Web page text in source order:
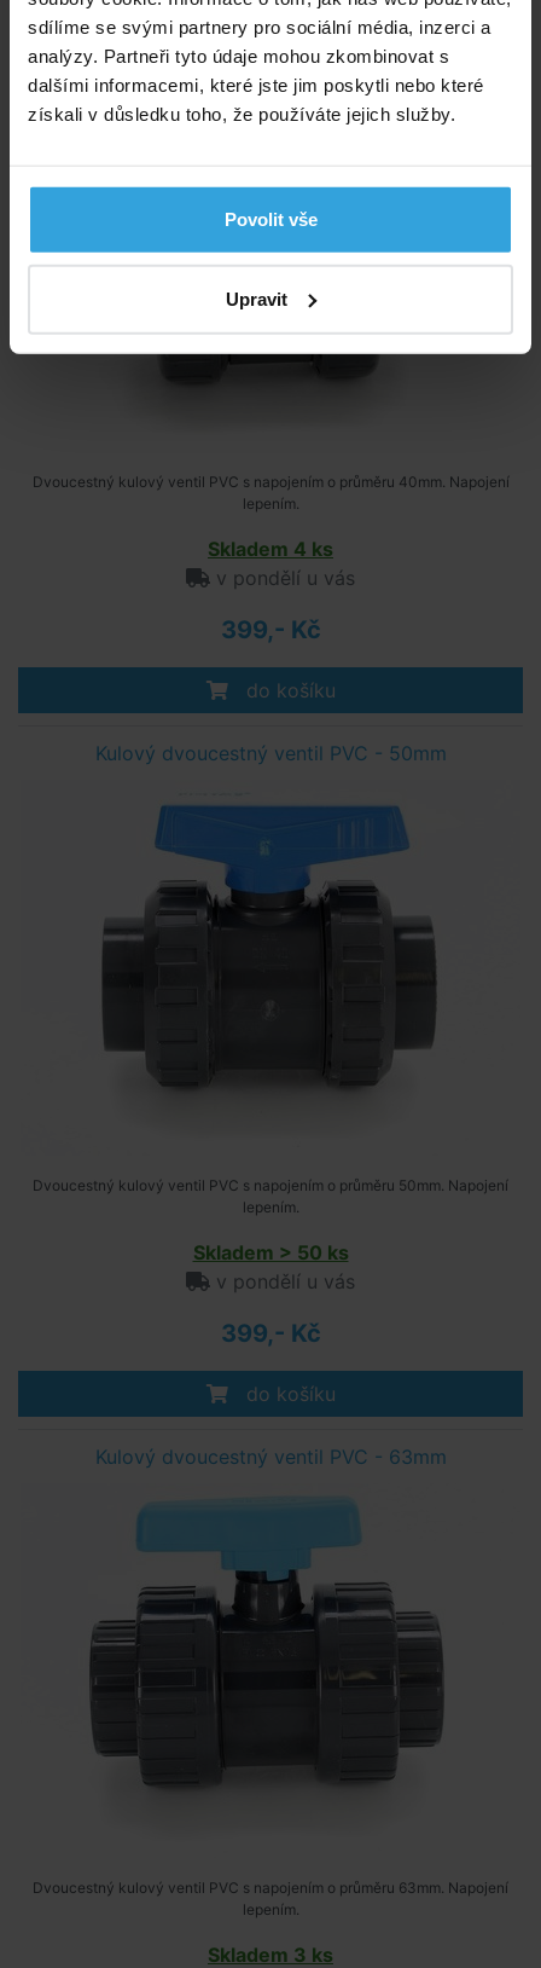
sdílíme se svými partnery pro sociální média, inzerci a
analýzy. Partneři tyto údaje mohou zkombinovat s
dalšími informacemi, které jste jim poskytli nebo které
získali v důsledku toho, že používáte jejich služby.
Povolit vše
Upravit
Kulový dvoucestný ventil PVC - 40mm
Dvoucestný kulový ventil PVC s napojením o průměru 40mm. Napojení
lepením.
Skladem 4 ks
v pondělí u vás
399,- Kč
do košíku
Kulový dvoucestný ventil PVC - 50mm
Dvoucestný kulový ventil PVC s napojením o průměru 50mm. Napojení
lepením.
Skladem > 50 ks
v pondělí u vás
399,- Kč
do košíku
Kulový dvoucestný ventil PVC - 63mm
Dvoucestný kulový ventil PVC s napojením o průměru 63mm. Napojení
lepením.
Skladem 3 ks